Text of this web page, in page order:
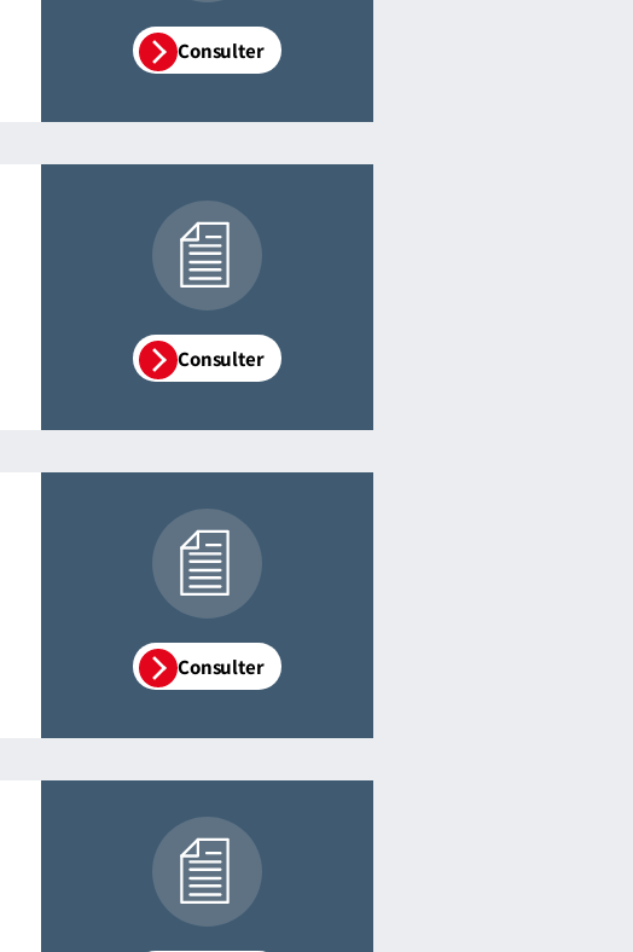
Consulter
Consulter
Consulter